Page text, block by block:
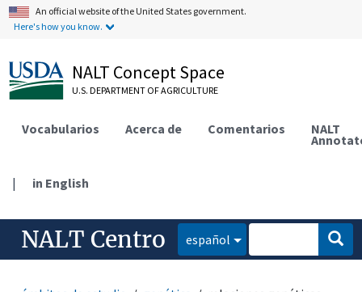
An official website of the United States government.
Here's how you know.
NALT Concept Space
U.S. DEPARTMENT OF AGRICULTURE
Vocabularios Acerca de Comentarios NALT
| in English
NALT Centro español